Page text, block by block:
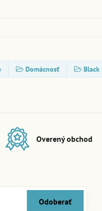
Domácnosť Black
Overený obchod
Odoberať